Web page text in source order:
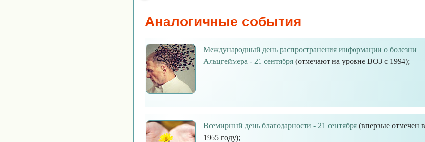
Аналогичные события
Международный день распространения информации о болезни
Альцгеймера - 21 сентября (отмечают на уровне ВОЗ с 1994);
Всемирный день благодарности - 21 сентября (впервые отмечен в
1965 году);